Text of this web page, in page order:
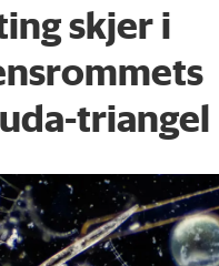
skjer i
triangel